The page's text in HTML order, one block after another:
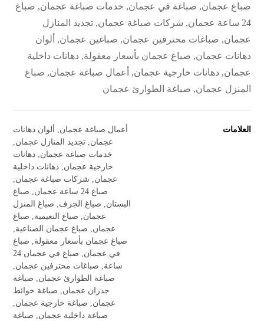
صباغ عجمان, صباغة في عجمان, خدمات صباغة عجمان, صباغ
24 ساعة عجمان, شركات صباغة عجمان, تجديد المنازل
عجمان, صباغات محترفين عجمان, صباغين عجمان, ألوان
دهانات عجمان, صباغ عجمان بأسعار معقولة, دهانات داخلية
عجمان, دهانات خارجية عجمان, أعمال صباغة عجمان, صباغ
المنزل عجمان, صباغة الطوارئ عجمان
العلامات أعمال صباغة عجمان, ألوان دهانات
عجمان, تجديد المنازل عجمان,
خدمات صباغة عجمان, دهانات
خارجية عجمان, دهانات داخلية
عجمان, شركات صباغة عجمان,
صباغ 24 ساعة عجمان
, صباغ
البستان, صباغ الجرف, صباغ المنزل
عجمان, صباغ النعيمية, صباغ
عجمان, صباغ عجمان الصناعية,
صباغ عجمان بأسعار معقولة, صباغ
في عجمان,
صباغ في عجمان 24
ساعة, صباغات محترفين عجمان,
صباغة الطوارئ عجمان, صباغة
جدران عجمان, صباغة حوائط
عجمان, صباغة خارجية عجمان,
صباغة داخلية عجمان, صباغة